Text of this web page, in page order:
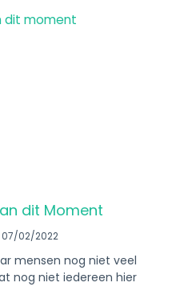
dit Moment
02/2022
mensen nog niet veel
nog niet iedereen hier